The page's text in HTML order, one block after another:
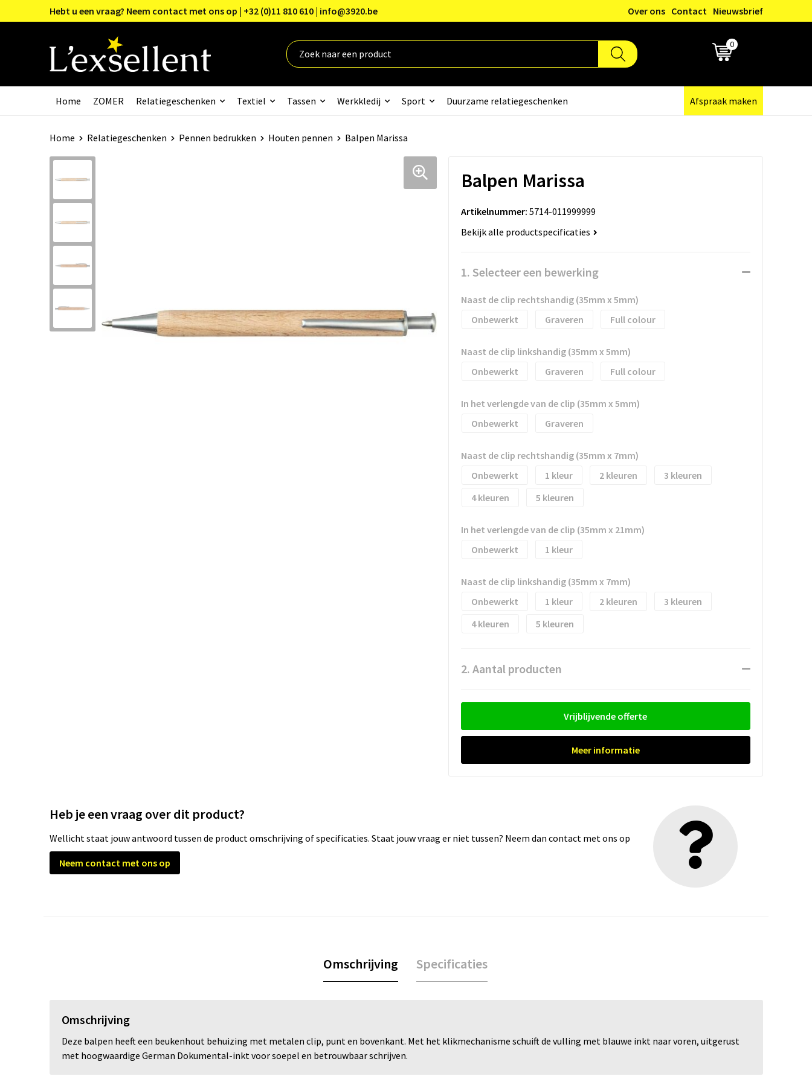
Hebt u een vraag? Neem contact met ons op | +32 (0)11 810 610 | info@3920.be Over ons Contact Nieuwsbrief
0
Home ZOMER Relatiegeschenken Textiel Tassen Werkkledij Sport Duurzame relatiegeschenken Afspraak maken
Home Relatiegeschenken Pennen bedrukken Houten pennen Balpen Marissa
Balpen Marissa
Artikelnummer: 5714-011999999
Bekijk alle productspecificaties
1. Selecteer een bewerking
Naast de clip rechtshandig (35mm x 5mm)
Onbewerkt
Graveren Full colour
Naast de clip linkshandig (35mm x 5mm)
Onbewerkt
Graveren Full colour
In het verlengde van de clip (35mm x 5mm)
Onbewerkt
Graveren
Naast de clip rechtshandig (35mm x 7mm)
Onbewerkt
1 2
3
4
5
In het verlengde van de clip (35mm x 21mm)
Onbewerkt
1
Naast de clip linkshandig (35mm x 7mm)
Onbewerkt
1 2
3
4
5
2. Aantal producten
Vrijblijvende offerte
Meer informatie
Heb je een vraag over dit product?
Wellicht staat jouw antwoord tussen de product omschrijving of specificaties. Staat jouw vraag er niet tussen? Neem dan contact met ons op
Neem contact met ons op
Omschrijving Specificaties
Omschrijving
Deze balpen heeft een beukenhout behuizing met metalen clip, punt en bovenkant. Met het klikmechanisme schuift de vulling met blauwe inkt naar voren, uitgerust
met hoogwaardige German Dokumental-inkt voor soepel en betrouwbaar schrijven.